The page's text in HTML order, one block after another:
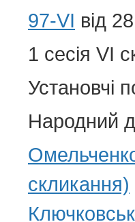
97-VI від
1 сесія VI
Установчі
Народний
скликання)